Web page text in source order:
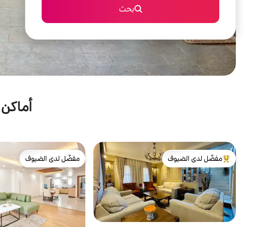
بحث
من أبرز البيوت المفضّلة لدى الضيوف
مفضّل لدى الضيوف
مفضّل لدى الضيوف
مفضّل لدى الضيوف